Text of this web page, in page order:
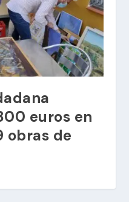
euros en
obras de